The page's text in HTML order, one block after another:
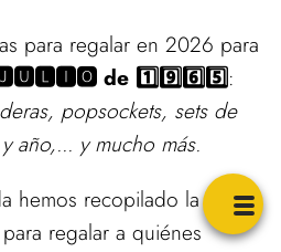
para regalar en 2026 para
de 1️⃣9️⃣6️⃣5️⃣:
popsockets, sets de
año,... y mucho más.
hemos recopilado la mayor
para regalar a quiénes